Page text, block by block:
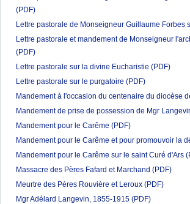
(PDF)
Lettre pastorale de Monseigneur Guillaume Forbes
Lettre pastorale et mandement de Monseigneur
(PDF)
Lettre pastorale sur la divine Eucharistie (PDF)
Lettre pastorale sur le purgatoire (PDF)
Mandement à l'occasion du centenaire du diocèse
Mandement de prise de possession de Mgr
Mandement pour le Carême (PDF)
Mandement pour le Carême et pour promouvoir la
Mandement pour le Carême sur le saint Curé d'Ars
Massacre des Pères Fafard et Marchand (PDF)
Meurtre des Pères Rouvière et Leroux (PDF)
Mgr Adélard Langevin, 1855-1915 (PDF)